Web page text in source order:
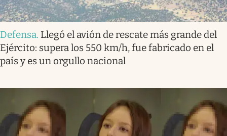
Defensa. Llegó el avión de rescate más grande del
Ejército: supera los 550 km/h, fue fabricado en el
país y es un orgullo nacional